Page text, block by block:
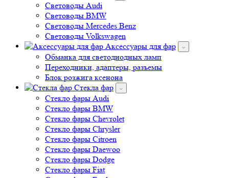
Cветоводы Audi
Cветоводы BMW
Световоды Mercedes Benz
Cветоводы Volkswagen
Аксессуары для фар
Обманка для светодиодных ламп
Переходники, адаптеры, разъемы
Блок розжига ксенона
Стекла фар
Стекло фары Audi
Стекло фары BMW
Стекло фары Chevrolet
Стекло фары Chrysler
Стекло фары Citroen
Стекло фары Daewoo
Стекло фары Dodge
Стекло фары Fiat